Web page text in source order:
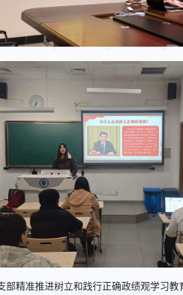
精准推进树立和践行正确政绩观学习教